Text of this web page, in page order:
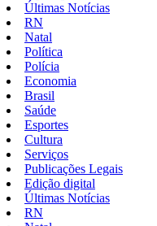
Últimas Notícias
RN
Natal
Política
Polícia
Economia
Brasil
Saúde
Esportes
Cultura
Serviços
Publicações Legais
Edição digital
Últimas Notícias
RN